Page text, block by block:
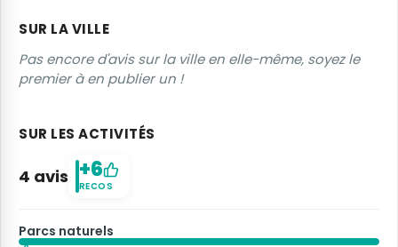
SUR LA VILLE
Pas encore d'avis sur la ville en elle-même, soyez le
premier à en publier un !
SUR LES ACTIVITÉS
4 avis +6
RECOS
Parcs naturels